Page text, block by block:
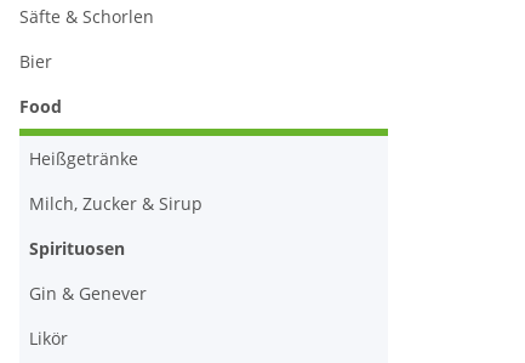
Säfte & Schorlen
Bier
Food
Heißgetränke
Milch, Zucker & Sirup
Spirituosen
Gin & Genever
Likör